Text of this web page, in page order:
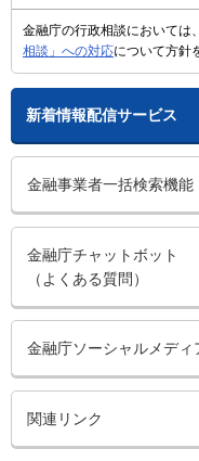
金融庁の行政相談においては、
相談」への対応について方針
新着情報配信サービス
金融事業者一括検索機能
金融庁チャットボット
（よくある質問）
金融庁ソーシャルメディ
関連リンク